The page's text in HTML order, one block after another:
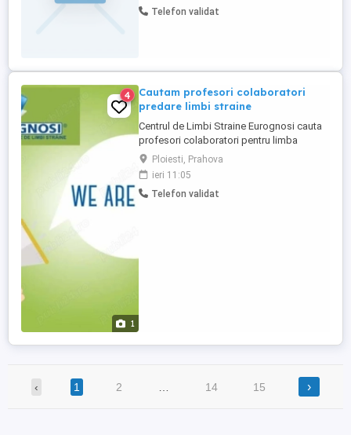
Telefon validat
1
4
Cautam profesori colaboratori
predare limbi straine
Centrul de Limbi Straine Eurognosi cauta
profesori colaboratori pentru limba
engleza, franceza, spaniola, italiana si
germana. Colaborare part-time sau full-
time. Cautam persoane serioase si
implicate. Oferim seriozitate, colaborare
Ploiesti, Prahova
ieri 11:05
Telefon validat
‹ 1 2 14 15 ›